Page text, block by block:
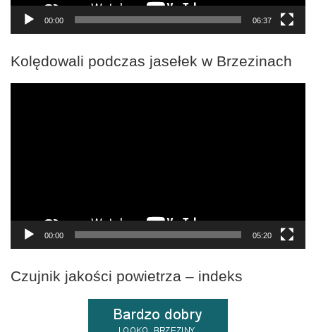
00:00 06:37
Kolędowali podczas jasełek w Brzezinach
00:00 05:20
Czujnik jakości powietrza – indeks